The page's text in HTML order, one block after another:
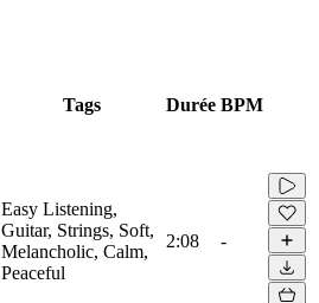
Tags Durée BPM
Easy Listening,
Guitar, Strings, Soft,
Melancholic, Calm,
Peaceful
2:08 -